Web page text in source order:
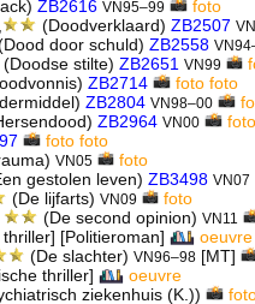
ZB2616 VN95–99
foto
(Doodverklaard) ZB2507
door schuld) ZB2558
(Doodse stilte) ZB2651 VN99
ZB2714 foto foto
ZB2804 VN98–00
ZB2964 VN00
foto
foto foto
VN05
foto
gestolen leven) ZB3498 VN07
(De lijfarts) VN09
foto
(De second opinion) VN11
[Politieroman]
oeuvre
(De slachter)VN96–98 [MT]
thriller]
oeuvre
ziekenhuis (K.))